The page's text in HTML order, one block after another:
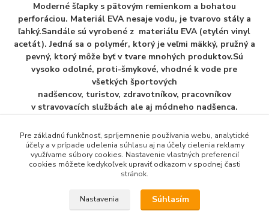
Moderné šľapky s pätovým remienkom a bohatou
perforáciou. Materiál EVA nesaje vodu, je tvarovo stály a
ľahký.Sandále sú vyrobené z materiálu EVA (etylén vinyl
acetát). Jedná sa o polymér, ktorý je veľmi mäkký, pružný a
pevný, ktorý môže byť v tvare mnohých produktov.Sú
vysoko odolné, proti-šmykové, vhodné k vode pre
všetkých športových
nadšencov, turistov, zdravotníkov, pracovníkov
v stravovacích službách ale aj módneho nadšenca.
Tovar zaradený v kategóriách
Pre základnú funkčnosť, spríjemnenie používania webu, analytické
účely a v prípade udelenia súhlasu aj na účely cielenia reklamy
využívame súbory cookies. Nastavenie vlastných preferencií
cookies môžete kedykoľvek upraviť odkazom v spodnej časti
stránok.
Nastavenia Súhlasím